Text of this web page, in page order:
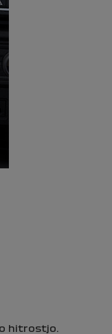
hitrostjo.